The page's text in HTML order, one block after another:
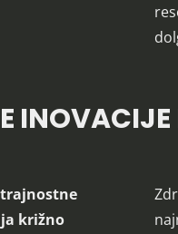
križno